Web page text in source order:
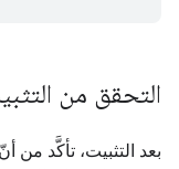
التحقق من
بعد التثبيت، تأكَّد من